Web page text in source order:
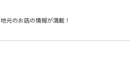
地元のお店の情報が満載！